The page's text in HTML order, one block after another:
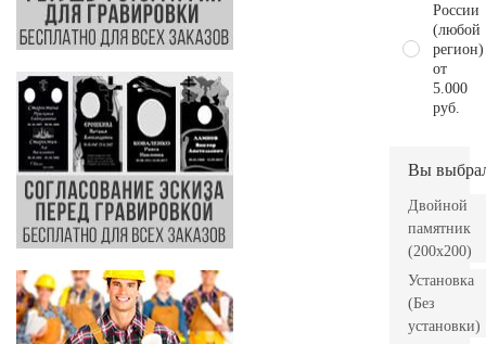
России
(любой
регион)
от
5.000
руб.
Вы
Двойной
памятник
(200х200)
Установка
(Без
установки)